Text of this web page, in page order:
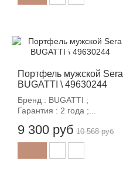
Портфель мужской Sera
BUGATTI \ 49630244
Бренд : BUGATTI ;
Гарантия : 2 года ;...
9 300 руб
-12%
10 568 руб